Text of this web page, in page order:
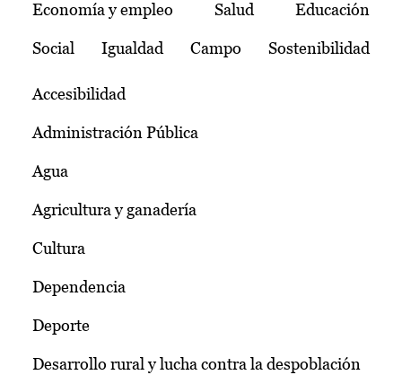
Economía y empleo Salud Educación
Social Igualdad Campo Sostenibilidad
Accesibilidad
Administración Pública
Agua
Agricultura y ganadería
Cultura
Dependencia
Deporte
Desarrollo rural y lucha contra la despoblación